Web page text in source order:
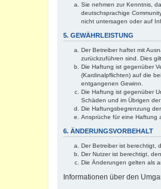
Sie nehmen zur Kenntnis,
deutschsprachige
nicht untersagen oder auf
5. GEWÄHRLEISTUNG
Der Betreiber haftet mit
zurückzuführen sind. Dies
Die Haftung ist gegenüber
(Kardinalpflichten) auf die
entgangenen Gewinn.
Die Haftung ist gegenüber
Schäden und im Übrigen
Die Haftungsbegrenzung
Ansprüche für eine Haftung
6. ÄNDERUNGSVORBEHALT
Der Betreiber ist berechtigt,
Der Nutzer ist berechtigt,
Die Änderungen gelten als
Informationen über den